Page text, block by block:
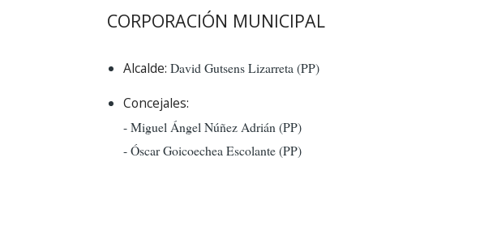
CORPORACIÓN MUNICIPAL
Alcalde: David Gutsens Lizarreta (PP)
Concejales:
- Miguel Ángel Núñez Adrián (PP)
- Óscar Goicoechea Escolante (PP)